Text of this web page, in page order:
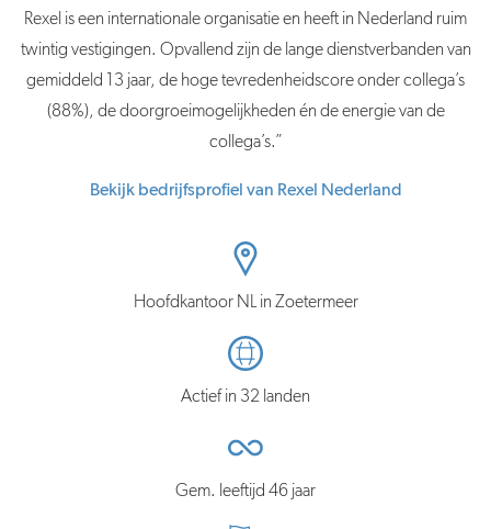
Rexel is een internationale organisatie en heeft in Nederland ruim
twintig vestigingen. Opvallend zijn de lange dienstverbanden van
gemiddeld 13 jaar, de hoge tevredenheidscore onder collega’s
(88%), de doorgroeimogelijkheden én de energie van de
collega’s.”
Bekijk bedrijfsprofiel van Rexel Nederland
Hoofdkantoor NL in Zoetermeer
Actief in 32 landen
Gem. leeftijd 46 jaar